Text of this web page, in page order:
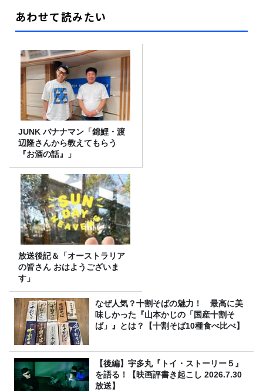
あわせて読みたい
JUNK バナナマン「錦鯉・渡
辺隆さんから教えてもらう
『お酒の話』」
放送後記＆「オーストラリア
の皆さん おはようございま
す」
なぜ人気？十割そばの魅力！ 最高に美
味しかった『山本かじの「国産十割そ
ば」』とは？【十割そば10種食べ比べ】
【後編】宇多丸『トイ・ストーリー５』
を語る！【映画評書き起こし 2026.7.30
放送】